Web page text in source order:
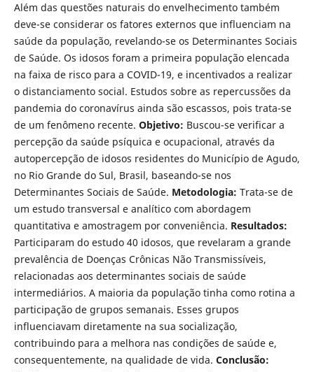
Além das questões naturais do envelhecimento também
deve-se considerar os fatores externos que influenciam na
saúde da população, revelando-se os Determinantes Sociais
de Saúde. Os idosos foram a primeira população elencada
na faixa de risco para a COVID-19, e incentivados a realizar
o distanciamento social. Estudos sobre as repercussões da
pandemia do coronavírus ainda são escassos, pois trata-se
de um fenômeno recente. Objetivo: Buscou-se verificar a
percepção da saúde psíquica e ocupacional, através da
autopercepção de idosos residentes do Município de Agudo,
no Rio Grande do Sul, Brasil, baseando-se nos
Determinantes Sociais de Saúde. Metodologia: Trata-se de
um estudo transversal e analítico com abordagem
quantitativa e amostragem por conveniência. Resultados:
Participaram do estudo 40 idosos, que revelaram a grande
prevalência de Doenças Crônicas Não Transmissíveis,
relacionadas aos determinantes sociais de saúde
intermediários. A maioria da população tinha como rotina a
participação de grupos semanais. Esses grupos
influenciavam diretamente na sua socialização,
contribuindo para a melhora nas condições de saúde e,
consequentemente, na qualidade de vida. Conclusão: